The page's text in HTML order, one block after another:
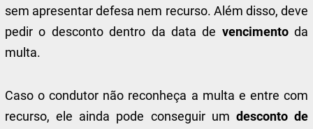
sem apresentar defesa nem recurso. Além disso, deve
pedir o desconto dentro da data de vencimento da
multa.
Caso o condutor não reconheça a multa e entre com
recurso, ele ainda pode conseguir um desconto de